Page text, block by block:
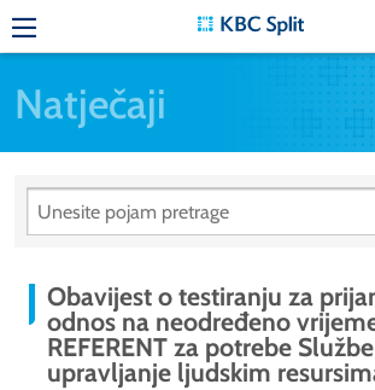
Natječaji
Obavijest o testiranju za
odnos na neodređeno
REFERENT za potrebe
upravljanje ljudskim